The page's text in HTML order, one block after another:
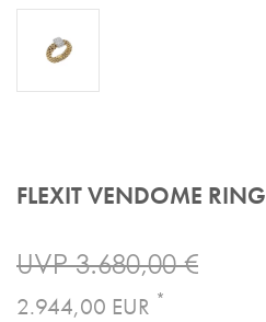
FLEXIT VENDOME RING
UVP 3.680,00 €
2.944,00 EUR *